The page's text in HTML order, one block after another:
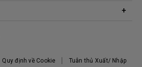
chiếu
Quy định về Cookie
Tuân thủ Xuất/ Nhập